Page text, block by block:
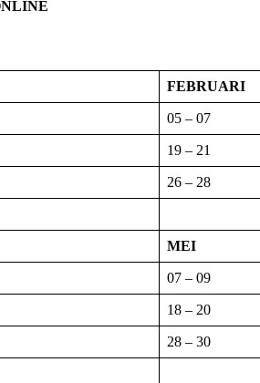
FEBRUARI
05 – 07
19 – 21
26 – 28
MEI
07 – 09
18 – 20
28 – 30